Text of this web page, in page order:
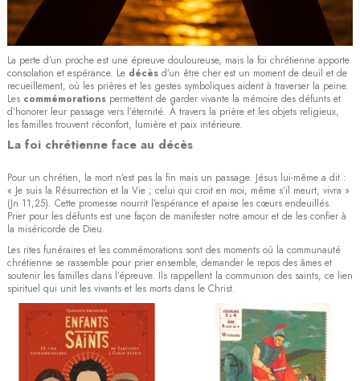
La perte d’un proche est une épreuve douloureuse, mais la foi chrétienne apporte
consolation et espérance. Le décès d’un être cher est un moment de deuil et de
recueillement, où les prières et les gestes symboliques aident à traverser la peine.
Les commémorations permettent de garder vivante la mémoire des défunts et
d’honorer leur passage vers l’éternité. À travers la prière et les objets religieux,
les familles trouvent réconfort, lumière et paix intérieure.
La foi chrétienne face au décès
Pour un chrétien, la mort n’est pas la fin mais un passage. Jésus lui-même a dit :
« Je suis la Résurrection et la Vie ; celui qui croit en moi, même s’il meurt, vivra »
(Jn 11,25). Cette promesse nourrit l’espérance et apaise les cœurs endeuillés.
Prier pour les défunts est une façon de manifester notre amour et de les confier à
la miséricorde de Dieu.
Les rites funéraires et les commémorations sont des moments où la communauté
chrétienne se rassemble pour prier ensemble, demander le repos des âmes et
soutenir les familles dans l’épreuve. Ils rappellent la communion des saints, ce lien
spirituel qui unit les vivants et les morts dans le Christ.